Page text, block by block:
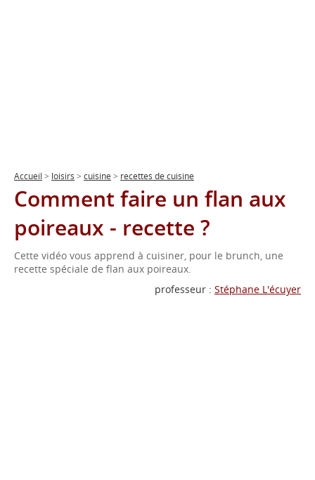
Accueil > loisirs > cuisine > recettes de cuisine
Comment faire un flan aux
poireaux - recette ?
Cette vidéo vous apprend à cuisiner, pour le brunch, une
recette spéciale de flan aux poireaux.
professeur : Stéphane L'écuyer